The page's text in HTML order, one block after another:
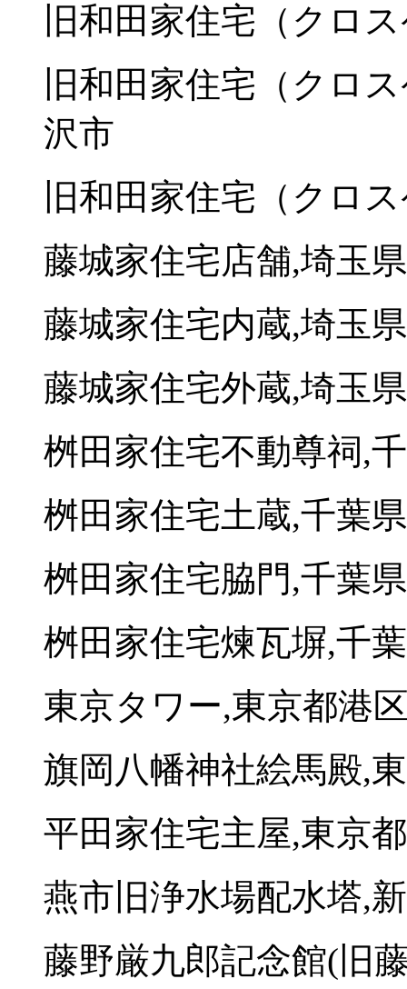
旧和田家住宅（クロ
旧和田家住宅（クロ
沢市
旧和田家住宅（クロ
藤城家住宅店舗,埼玉
藤城家住宅内蔵,埼玉
藤城家住宅外蔵,埼玉
桝田家住宅不動尊祠,
桝田家住宅土蔵,千葉
桝田家住宅脇門,千葉
桝田家住宅煉瓦塀,千
東京タワー,東京都港
旗岡八幡神社絵馬殿,
平田家住宅主屋,東京
燕市旧浄水場配水塔,
藤野厳九郎記念館(旧